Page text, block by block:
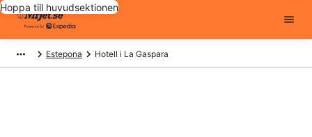
Hoppa till huvudsektionen
Estepona Hotell i La Gaspara